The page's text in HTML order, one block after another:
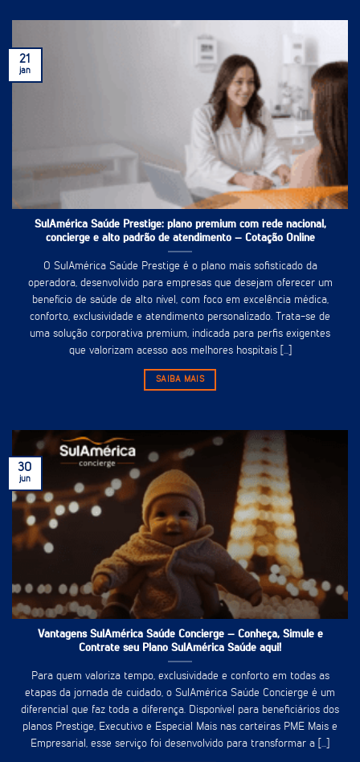
SulAmérica Saúde Prestige: plano premium com rede nacional,
concierge e alto padrão de atendimento – Cotação Online
O SulAmérica Saúde Prestige é o plano mais sofisticado da
operadora, desenvolvido para empresas que desejam oferecer um
benefício de saúde de alto nível, com foco em excelência médica,
conforto, exclusividade e atendimento personalizado. Trata-se de
uma solução corporativa premium, indicada para perfis exigentes
que valorizam acesso aos melhores hospitais [...]
SAIBA MAIS
21
jan
Vantagens SulAmérica Saúde Concierge – Conheça, Simule e
Contrate seu Plano SulAmérica Saúde aqui!
Para quem valoriza tempo, exclusividade e conforto em todas as
etapas da jornada de cuidado, o SulAmérica Saúde Concierge é um
diferencial que faz toda a diferença. Disponível para beneficiários dos
planos Prestige, Executivo e Especial Mais nas carteiras PME Mais e
Empresarial, esse serviço foi desenvolvido para transformar a [...]
30
jun